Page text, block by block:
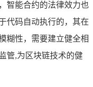
智能合约的法律效力也
代码自动执行的，其在
糊性，需要建立健全相
管,为区块链技术的健